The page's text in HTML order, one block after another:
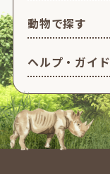
動物で探す
ヘルプ・ガイド